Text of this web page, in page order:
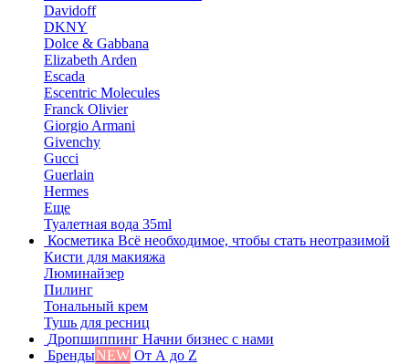
Davidoff
DKNY
Dolce & Gabbana
Elizabeth Arden
Escada
Escentric Molecules
Franck Olivier
Giorgio Armani
Givenchy
Gucci
Guerlain
Hermes
Еще
Туалетная вода 35ml
Косметика Всё необходимое, чтобы стать неотразимой
Кисти для макияжа
Люминайзер
Пилинг
Тональный крем
Тушь для ресниц
Дропшиппинг Начни бизнес с нами
БрендыNEW От А до Z